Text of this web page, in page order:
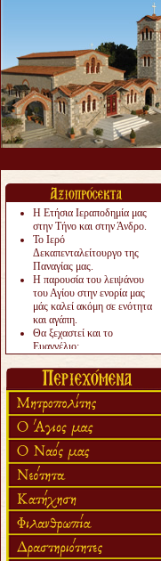
Η Ετήσια Ιεραποδημία μας
στην Τήνο και στην Άνδρο.
Το Ιερό
Δεκαπενταλείτουργο της
Παναγίας μας.
Η παρουσία του λειψάνου
του Αγίου στην ενορία μας
μάς καλεί ακόμη σε ενότητα
και αγάπη.
Θα ξεχαστεί και το
Ευαγγέλιο;
«πολύ αργά».
Ζητείται....